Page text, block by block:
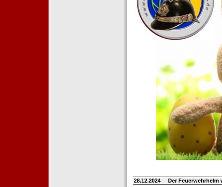
28.12.2024 Der